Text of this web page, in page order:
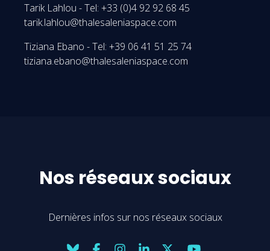
Tarik Lahlou - Tel: +33 (0)4 92 92 68 45
tarik.lahlou@thalesaleniaspace.com
Tiziana Ebano - Tel: +39 06 41 51 25 74
tiziana.ebano@thalesaleniaspace.com
Nos réseaux sociaux
Dernières infos sur nos réseaux sociaux